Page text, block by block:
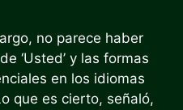
no parece haber
‘Usted’ y las formas
en los idiomas
que es cierto, señaló,